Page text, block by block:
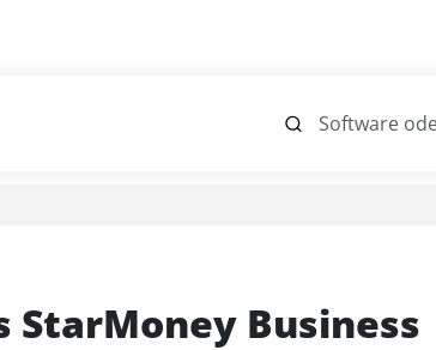
StarMoney Business